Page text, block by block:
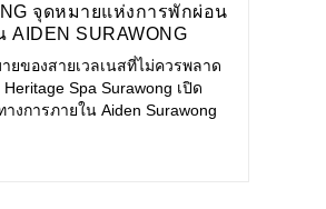
จุดหมายแห่งการพักผ่อน
SURAWONG
ยของสายเวลเนสที่ไม่ควรพลาด
Heritage Spa Surawong เปิด
างการภายใน Aiden Surawong
ญ่ มาสัมผัสประสบการณ์การพักผ่อน